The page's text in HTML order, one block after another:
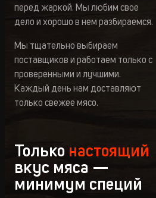
перед жаркой. Мы любим свое
дело и хорошо в нем разбираемся.
Мы тщательно выбираем
поставщиков и работаем только с
проверенными и лучшими.
Каждый день нам доставляют
только свежее мясо.
Только настоящий
вкус мяса —
минимум специй